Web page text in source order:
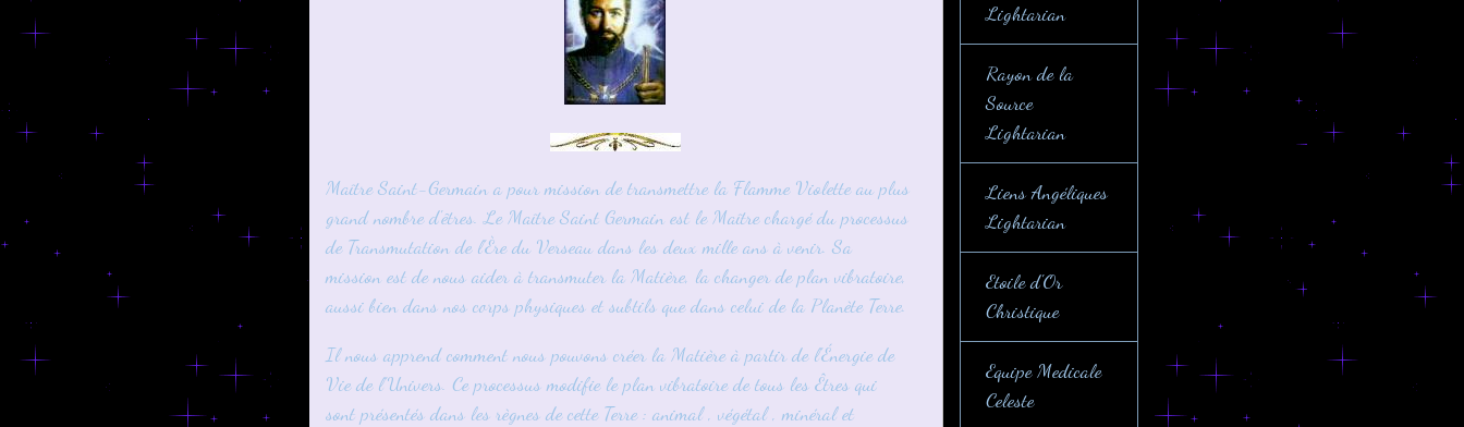
Maître Saint-Germain a pour mission de transmettre la Flamme Violette au plus
grand nombre d'êtres. Le Maître Saint Germain est le Maître chargé du processus
de Transmutation de l'Ère du Verseau dans les deux mille ans à venir. Sa
mission est de nous aider à transmuter la Matière, la changer de plan vibratoire,
aussi bien dans nos corps physiques et subtils que dans celui de la Planète Terre.
Il nous apprend comment nous pouvons créer la Matière à partir de l'Énergie de
Vie de l'Univers. Ce processus modifie le plan vibratoire de tous les Êtres qui
sont présentés dans les règnes de cette Terre : animal , végétal , minéral et
Lightarian
Rayon de la
Source
Lightarian
Liens Angéliques
Lightarian
Etoile d'Or
Christique
Equipe Medicale
Celeste